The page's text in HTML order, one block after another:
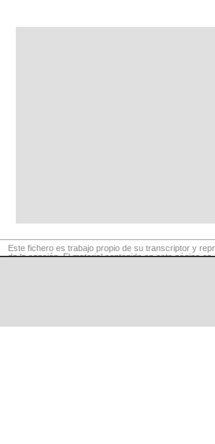
Este fichero es trabajo propio de su transcriptor y
de la canción. El material contenido en esta página es